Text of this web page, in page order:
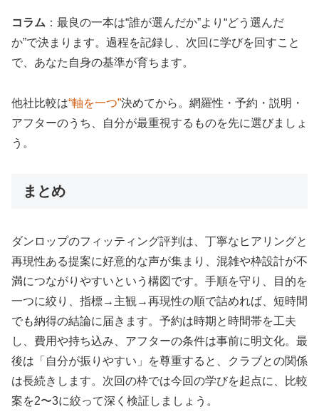
コラム ：最良の一本は“誰が選んだか”より“どう選んだ
か”で決まります。過程を記録し、次回に学びを回すこと
で、あなた自身の基準が育ちます。
他社比較は“軸を一つ”決めてから。網羅性・予約・説明・
アフターのうち、自分が最重視するものを先に選びましょ
う。
まとめ
ダンロップのフィッティング評判は、丁寧なヒアリングと
再現性ある提案に好意的な声が集まり、混雑や枠設計が不
満につながりやすいという構図です。手順を守り、目的を
一つに絞り、指標→主観→再現性の順で詰めれば、短時間
でも納得の結論に届きます。予約は時期と時間帯を工夫
し、費用や持ち込み、アフターの条件は事前に明文化。最
後は「自分が振りやすい」を尊重すると、クラブとの関係
は長続きします。次回の枠では今回の学びを起点に、比較
案を2〜3に絞って深く検証しましょう。